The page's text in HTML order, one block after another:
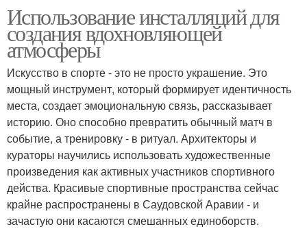
Использование инсталляций для
создания вдохновляющей
атмосферы
Искусство в спорте - это не просто украшение. Это
мощный инструмент, который формирует идентичность
места, создает эмоциональную связь, рассказывает
историю. Оно способно превратить обычный матч в
событие, а тренировку - в ритуал. Архитекторы и
кураторы научились использовать художественные
произведения как активных участников спортивного
действа. Красивые спортивные пространства сейчас
крайне распространены в Саудовской Аравии - и
зачастую они касаются смешанных единоборств.